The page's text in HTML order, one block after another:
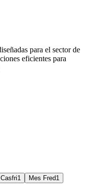
para el sector de
eficientes para
Casfri1 Mes Fred1